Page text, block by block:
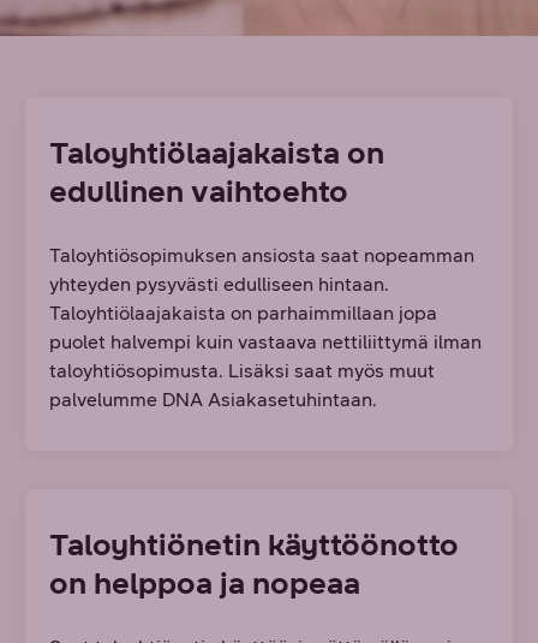
Taloyhtiölaajakaista on
edullinen vaihtoehto
Taloyhtiösopimuksen ansiosta saat nopeamman
yhteyden pysyvästi edulliseen hintaan.
Taloyhtiölaajakaista on parhaimmillaan jopa
puolet halvempi kuin vastaava nettiliittymä ilman
taloyhtiösopimusta. Lisäksi saat myös muut
palvelumme DNA Asiakasetuhintaan.
Taloyhtiönetin käyttöönotto
on helppoa ja nopeaa